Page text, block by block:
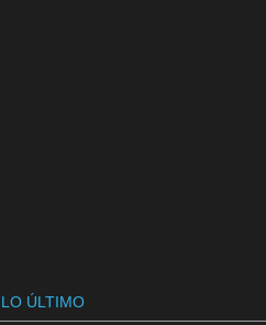
LO ÚLTIMO